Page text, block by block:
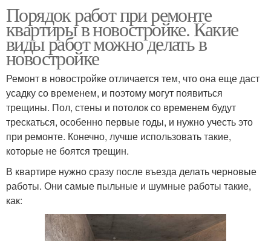
Порядок работ при ремонте
квартиры в новостройке. Какие
виды работ можно делать в
новостройке
Ремонт в новостройке отличается тем, что она еще даст
усадку со временем, и поэтому могут появиться
трещины. Пол, стены и потолок со временем будут
трескаться, особенно первые годы, и нужно учесть это
при ремонте. Конечно, лучше использовать такие,
которые не боятся трещин.
В квартире нужно сразу после въезда делать черновые
работы. Они самые пыльные и шумные работы такие,
как: